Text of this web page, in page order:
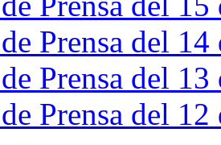
Prensa del
Prensa del
Prensa del